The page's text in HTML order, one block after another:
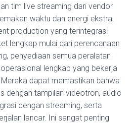
tim live streaming dari vendor
waktu dan energi ekstra.
production yang terintegrasi
lengkap mulai dari perencanaan
penyediaan semua peralatan
lengkap yang bekerja
dapat memastikan bahwa
dengan tampilan videotron, audio
dengan streaming, serta
lancar. Ini sangat penting